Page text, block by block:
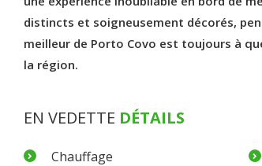
distincts et soigneusement décorés,
meilleur de Porto Covo est toujours à
la région.
EN VEDETTE DÉTAILS
Chauffage